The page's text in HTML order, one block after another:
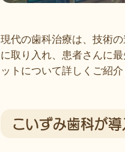
現代の歯科治療は、技術
に取り入れ、患者さんに
ットについて詳しくご紹介
こいずみ歯科が